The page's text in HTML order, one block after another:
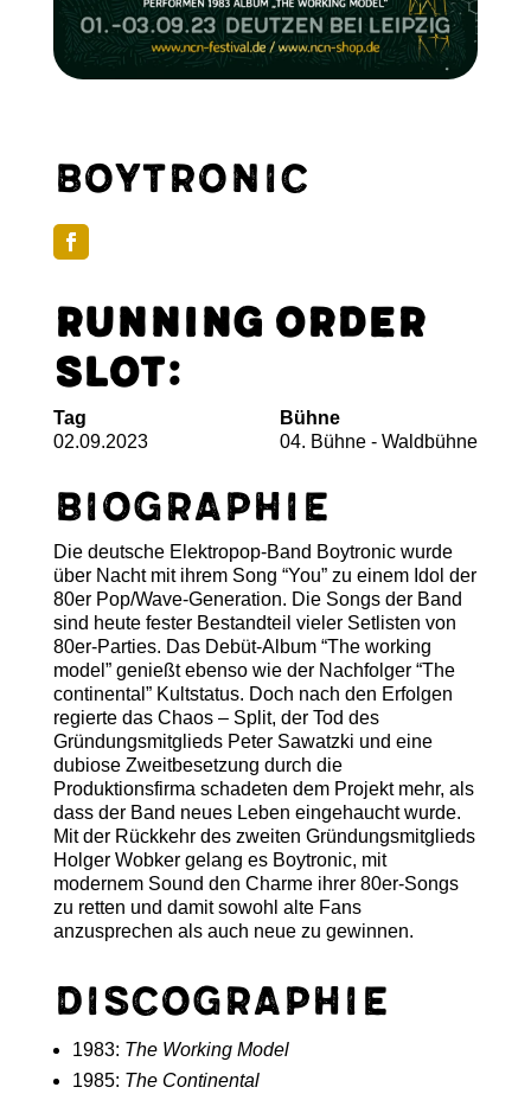
Boytronic
Running Order
Slot:
Tag
02.09.2023
Bühne
04. Bühne - Waldbühne
Biographie
Die deutsche Elektropop-Band Boytronic wurde
über Nacht mit ihrem Song “You” zu einem Idol der
80er Pop/Wave-Generation. Die Songs der Band
sind heute fester Bestandteil vieler Setlisten von
80er-Parties. Das Debüt-Album “The working
model” genießt ebenso wie der Nachfolger “The
continental” Kultstatus. Doch nach den Erfolgen
regierte das Chaos – Split, der Tod des
Gründungsmitglieds Peter Sawatzki und eine
dubiose Zweitbesetzung durch die
Produktionsfirma schadeten dem Projekt mehr, als
dass der Band neues Leben eingehaucht wurde.
Mit der Rückkehr des zweiten Gründungsmitglieds
Holger Wobker gelang es Boytronic, mit
modernem Sound den Charme ihrer 80er-Songs
zu retten und damit sowohl alte Fans
anzusprechen als auch neue zu gewinnen.
Discographie
1983: The Working Model
1985: The Continental